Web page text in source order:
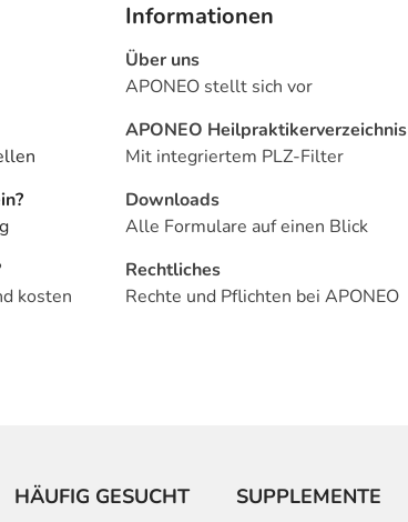
kosten
Informationen
Über uns
APONEO stellt sich vor
APONEO Heilpraktikerverzeichnis
Mit integriertem PLZ-Filter
Downloads
Alle Formulare auf einen Blick
Rechtliches
Rechte und Pflichten bei APONEO
HÄUFIG GESUCHT SUPPLEMENTE